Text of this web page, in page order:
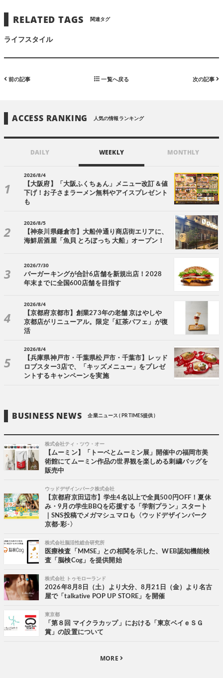
RELATED TAGS 関連タグ
ライフスタイル
前の記事 一覧へ戻る 次の記事
ACCESS RANKING 人気の情報ランキング
DAILY WEEKLY MONTHLY
2026/8/4
【大阪府】「大阪ふくちぁん」メニュー改訂＆値
下げ！お子さまラーメン無料やアイスプレゼント
も
2026/8/5
【神奈川県鎌倉市】大船仲通り商店街エリアに、
海鮮居酒屋「魚貝 とろぼっち 大船」オープン！
2026/7/30
バーガーキングが合計6店舗を新規出店！2028
年末までに全国600店舗を目指す
2026/8/4
【京都府京都市】創業273年の老舗 京はやしや
京都店がリニューアル。限定「紅茶パフェ」が復
活
2026/8/4
【兵庫県神戸市・千葉県松戸市・千葉市】レッド
ロブスター3店で、「キッズメニュー」をプレゼ
ントするキャンペーンを実施
BUSINESS NEWS 企業ニュース ( PR TIMES提供 )
株式会社ティ・ツウ・オー
【ムーミン】「トーベとムーミン展」開催中の福岡市美
術館にてムーミン作品の世界観を楽しめる刺繍バッグを
販売中
ウッドデザインパーク株式会社
【京都府京田辺市】学生4名以上で全員500円OFF！夏休
み・9月の学生BBQを応援する「学割プラン」スタート
｜SNS投稿でメガマシュマロも〈ウッドデザインパーク
京都-彩-〉
株式会社脳活性総合研究所
医療検査「MMSE」との相関を示した、WEB認知機能検
査「脳検Cog」を提供開始
株式会社 トゥモローランド
2026年8月8日（土）より大分、8月21日（金）より名古
屋で「talkative POP UP STORE」を開催
東京都
「第８回 マイクラカップ」における「東京ベイｅＳＧ
賞」の設置について
MORE